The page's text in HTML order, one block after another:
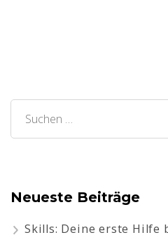
Suchen
nach:
Neueste Beiträge
Skills: Deine erste Hilfe